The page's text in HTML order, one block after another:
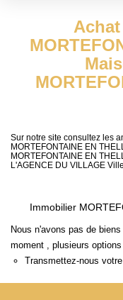
Sélectionnez...
Budget max
Sur notre site consultez les
MORTEFONTAINE EN
MORTEFONTAINE EN
L'AGENCE DU VILLAGE
Immobilier
Nous n'avons pas de
moment , plusieurs
Transmettez-nous